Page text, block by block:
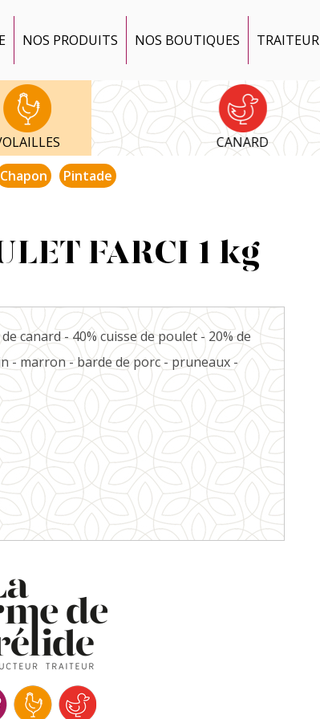
NOS PRODUITS NOS BOUTIQUES TRAITEUR
CANARD
Chapon Pintade
FARCI 1 kg
canard - 40% cuisse de poulet - 20% de
- marron - barde de porc - pruneaux -